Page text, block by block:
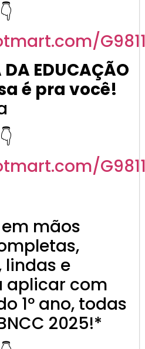
.com/
DA EDUCAÇÃO
é pra você!
.com/
mãos
lindas e
aplicar com
1º ano, todas
2025!*